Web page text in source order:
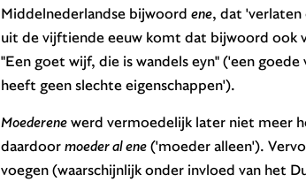
Middelnederlandse bijwoord ene, dat 'verlaten
uit de vijftiende eeuw komt dat bijwoord ook
"Een goet wijf, die is wandels eyn" ('een
heeft geen slechte eigenschappen').
Moederenewerd vermoedelijk later niet meer
daardoormoeder al ene('moeder alleen').
voegen (waarschijnlijk onder invloed van het